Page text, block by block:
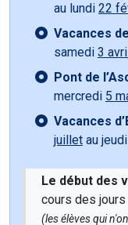
au lundi 22
Vacances
samedi 3 avril
Pont de
mercredi 5
Vacances
juillet au jeudi
Le début des
cours des
(les élèves qui